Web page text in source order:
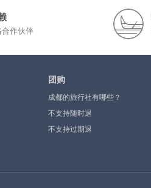
作伙伴
团购
成都的旅行社有哪些？
不支持随时退
不支持过期退